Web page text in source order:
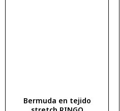
Bermuda en tejido